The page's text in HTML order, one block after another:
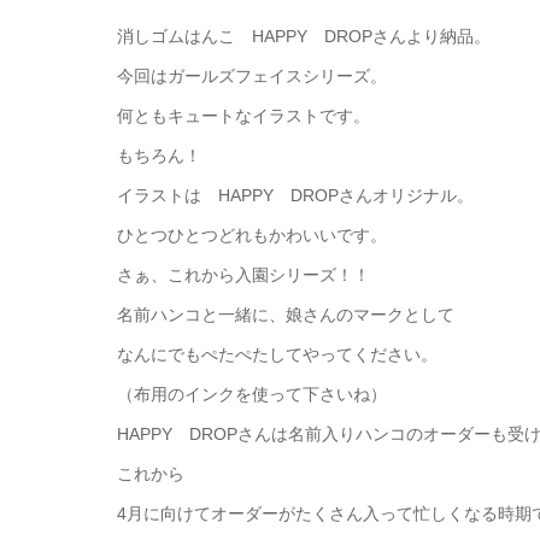
消しゴムはんこ HAPPY DROPさんより納品。
今回はガールズフェイスシリーズ。
何ともキュートなイラストです。
もちろん！
イラストは HAPPY DROPさんオリジナル。
ひとつひとつどれもかわいいです。
さぁ、これから入園シリーズ！！
名前ハンコと一緒に、娘さんのマークとして
なんにでもぺたぺたしてやってください。
（布用のインクを使って下さいね）
HAPPY DROPさんは名前入りハンコのオーダーも受け
これから
4月に向けてオーダーがたくさん入って忙しくなる時期